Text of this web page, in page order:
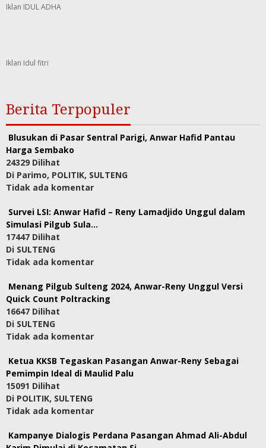
Iklan IDUL ADHA
Iklan Idul fitri
Berita Terpopuler
Blusukan di Pasar Sentral Parigi, Anwar Hafid Pantau
Harga Sembako
24329 Dilihat
Di Parimo, POLITIK, SULTENG
Tidak ada komentar
Survei LSI: Anwar Hafid – Reny Lamadjido Unggul dalam
Simulasi Pilgub Sula…
17447 Dilihat
Di SULTENG
Tidak ada komentar
Menang Pilgub Sulteng 2024, Anwar-Reny Unggul Versi
Quick Count Poltracking
16647 Dilihat
Di SULTENG
Tidak ada komentar
Ketua KKSB Tegaskan Pasangan Anwar-Reny Sebagai
Pemimpin Ideal di Maulid Palu
15091 Dilihat
Di POLITIK, SULTENG
Tidak ada komentar
Kampanye Dialogis Perdana Pasangan Ahmad Ali-Abdul